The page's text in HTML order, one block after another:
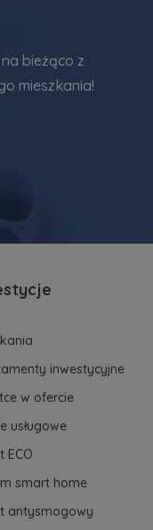
inwestycyjne
w ofercie
usługowe
ECO
smart home
antysmogowy
bieżąco z
mieszkania!